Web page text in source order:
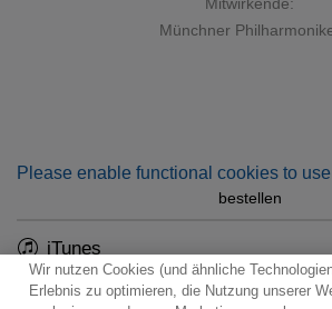
Münchner
Please enable functional cookies to
bestellen
iTunes
Wir nutzen Cookies (und ähnliche
Erlebnis zu optimieren, die Nutzung unserer